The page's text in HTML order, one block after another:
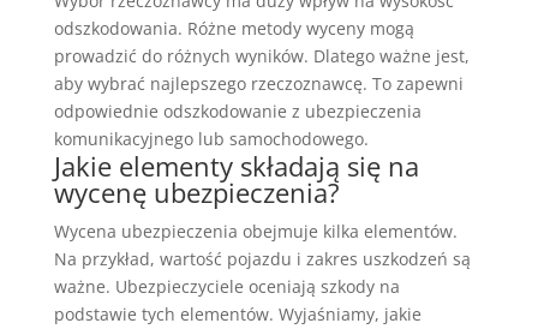
odszkodowania. Różne metody wyceny mogą
prowadzić do różnych wyników. Dlatego ważne jest,
aby wybrać najlepszego rzeczoznawcę. To zapewni
odpowiednie odszkodowanie z ubezpieczenia
komunikacyjnego lub samochodowego.
Jakie elementy składają się na
wycenę ubezpieczenia?
Wycena ubezpieczenia obejmuje kilka elementów.
Na przykład, wartość pojazdu i zakres uszkodzeń są
ważne. Ubezpieczyciele oceniają szkody na
podstawie tych elementów. Wyjaśniamy, jakie